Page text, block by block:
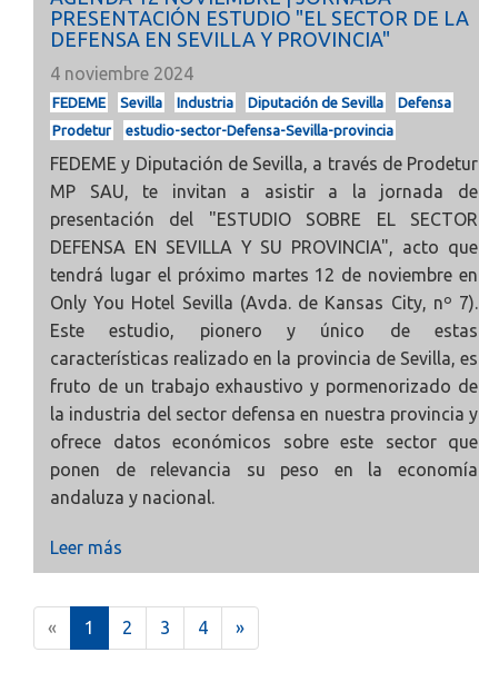
PRESENTACIÓN ESTUDIO "EL SECTOR DE LA
DEFENSA EN SEVILLA Y PROVINCIA"
4 noviembre 2024
FEDEME Sevilla Industria Diputación de Sevilla
Defensa
Prodetur
estudio-sector-Defensa-Sevilla-provincia
FEDEME y Diputación de Sevilla, a través de Prodetur
MP SAU, te invitan a asistir a la jornada de
presentación del "ESTUDIO SOBRE EL SECTOR
DEFENSA EN SEVILLA Y SU PROVINCIA", acto que
tendrá lugar el próximo martes 12 de noviembre en
Only You Hotel Sevilla (Avda. de Kansas City, nº 7).
Este estudio, pionero y único de estas
características realizado en la provincia de Sevilla, es
fruto de un trabajo exhaustivo y pormenorizado de
la industria del sector defensa en nuestra provincia y
ofrece datos económicos sobre este sector que
ponen de relevancia su peso en la economía
andaluza y nacional.
Leer más
« 1
c
2 3 4 »